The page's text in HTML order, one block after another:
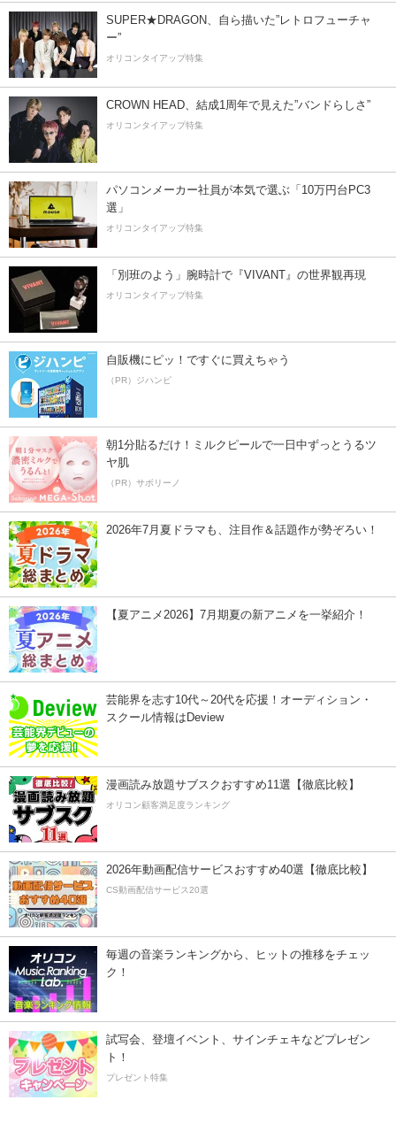
SUPER★DRAGON、自ら描いた”レトロフューチャ
ー”
オリコンタイアップ特集
CROWN HEAD、結成1周年で見えた”バンドらしさ”
オリコンタイアップ特集
パソコンメーカー社員が本気で選ぶ「10万円台PC3
選」
オリコンタイアップ特集
「別班のよう」腕時計で『VIVANT』の世界観再現
オリコンタイアップ特集
自販機にピッ！ですぐに買えちゃう
（PR）ジハンピ
朝1分貼るだけ！ミルクピールで一日中ずっとうるツ
ヤ肌
（PR）サボリーノ
2026年7月夏ドラマも、注目作＆話題作が勢ぞろい！
【夏アニメ2026】7月期夏の新アニメを一挙紹介！
芸能界を志す10代～20代を応援！オーディション・
スクール情報はDeview
漫画読み放題サブスクおすすめ11選【徹底比較】
オリコン顧客満足度ランキング
2026年動画配信サービスおすすめ40選【徹底比較】
CS動画配信サービス20選
毎週の音楽ランキングから、ヒットの推移をチェッ
ク！
試写会、登壇イベント、サインチェキなどプレゼン
ト！
プレゼント特集